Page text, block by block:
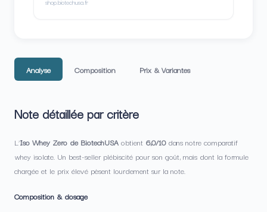
Analyse Composition Prix & Variantes
Note détaillée par critère
L’Iso Whey Zero de BiotechUSA obtient 6,0/10dans notre comparatif
whey isolate. Un best-seller plébiscité pour son goût, mais dont la formule
chargée et le prix élevé pèsent lourdement sur la note.
Composition & dosage